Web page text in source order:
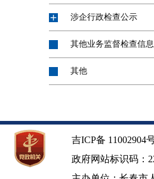
涉企行政检查公示
其他业务监督检查信息
其他